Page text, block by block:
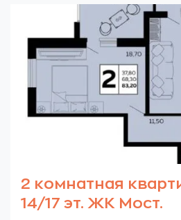
2 комнатная
14/17 эт. ЖК Мост.